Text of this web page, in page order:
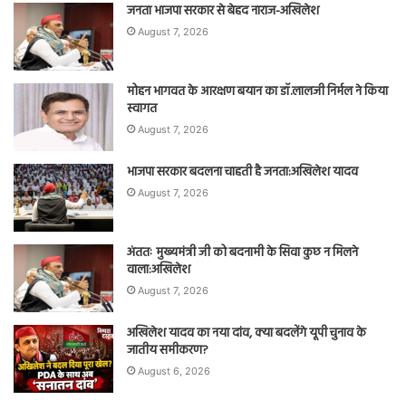
जनता भाजपा सरकार से बेहद नाराज-अखिलेश
August 7, 2026
मोहन भागवत के आरक्षण बयान का डॉ.लालजी निर्मल ने किया
स्वागत
August 7, 2026
भाजपा सरकार बदलना चाहती है जनता:अखिलेश यादव
August 7, 2026
अंततः मुख्यमंत्री जी को बदनामी के सिवा कुछ न मिलने
वाला:अखिलेश
August 7, 2026
अखिलेश यादव का नया दांव, क्या बदलेंगे यूपी चुनाव के
जातीय समीकरण?
August 6, 2026